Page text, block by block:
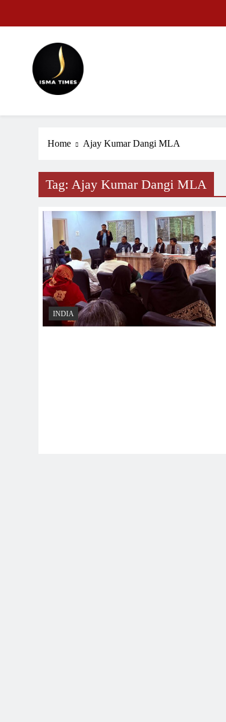
ISMA TIMES NEWS
Home Ajay Kumar Dangi MLA
Tag: Ajay Kumar Dangi MLA
INDIA